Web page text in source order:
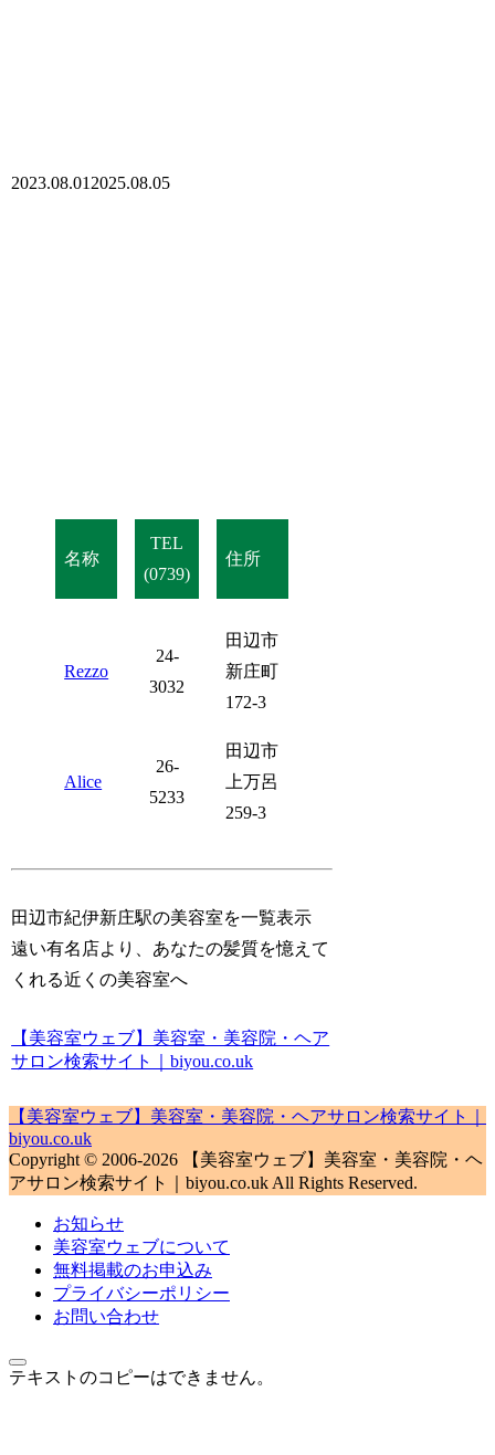
2023.08.01 2025.08.05
名称
TEL
(0739)
住所
Rezzo
24-
3032
田辺市
新庄町
172-3
Alice
26-
5233
田辺市
上万呂
259-3
田辺市紀伊新庄駅の美容室を一覧表示
遠い有名店より、あなたの髪質を憶えて
くれる近くの美容室へ
【美容室ウェブ】美容室・美容院・ヘア
サロン検索サイト｜biyou.co.uk
【美容室ウェブ】美容室・美容院・ヘアサロン検索サイト｜
biyou.co.uk
Copyright © 2006-2026 【美容室ウェブ】美容室・美容院・ヘ
アサロン検索サイト｜biyou.co.uk All Rights Reserved.
お知らせ
美容室ウェブについて
無料掲載のお申込み
プライバシーポリシー
お問い合わせ
テキストのコピーはできません。